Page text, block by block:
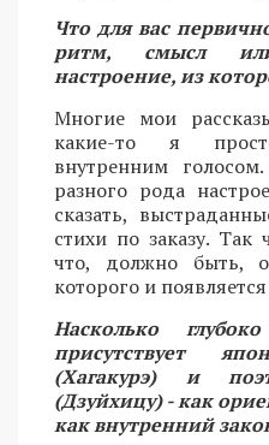
Что для вас
ритм, смысл
настроение, из
Многие мои
какие-то я
внутренним
разного рода
сказать,
стихи по заказу.
что, должно быть,
которого и появляется
Насколько
присутствует
(Хагакурэ) и
(Дзуйхицу) - как
как внутренний